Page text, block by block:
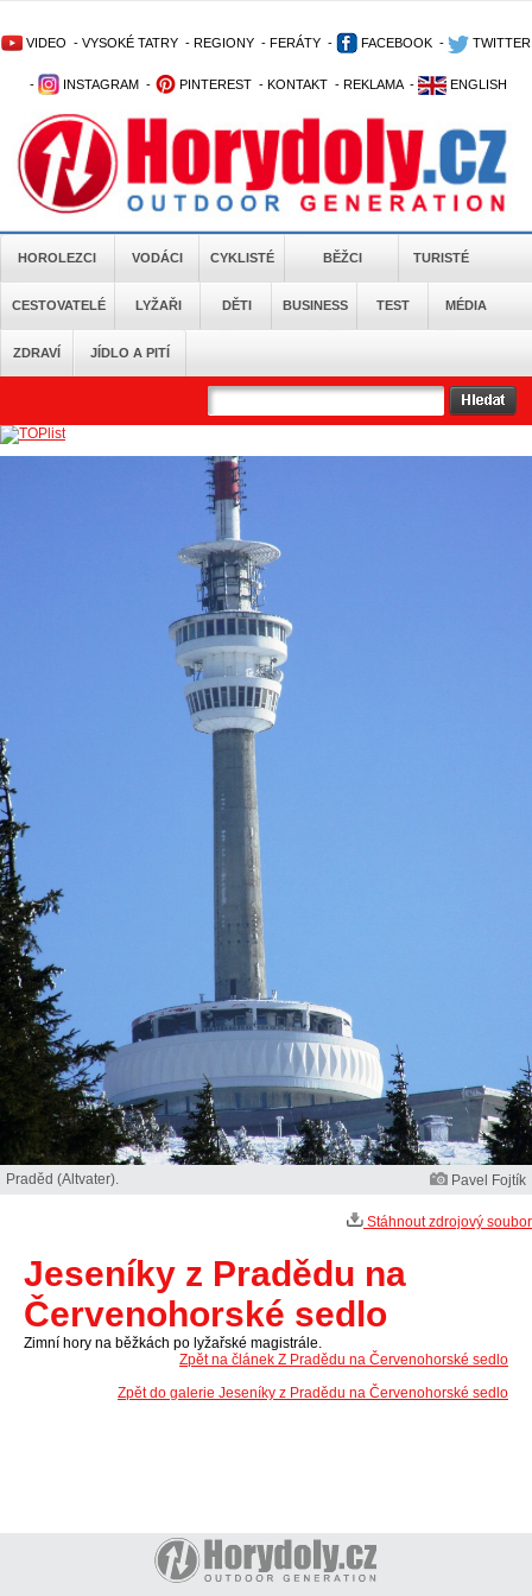
VIDEO - VYSOKÉ TATRY - REGIONY - FERÁTY - FACEBOOK - TWITTER
- INSTAGRAM - PINTEREST - KONTAKT - REKLAMA - ENGLISH
HOROLEZCI VODÁCI CYKLISTÉ BĚŽCI TURISTÉ
CESTOVATELÉ LYŽAŘI DĚTI BUSINESS TEST MÉDIA
ZDRAVÍ JÍDLO A PITÍ
Praděd (Altvater). Pavel Fojtík
Stáhnout zdrojový soubor
Jeseníky z Pradědu na
Červenohorské sedlo
Zimní hory na běžkách po lyžařské magistrále.
Zpět na článek Z Pradědu na Červenohorské sedlo
Zpět do galerie Jeseníky z Pradědu na Červenohorské sedlo